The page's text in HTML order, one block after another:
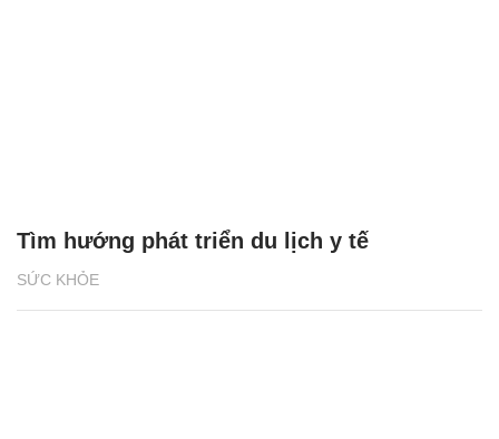
SỨC KHỎE
Tìm hướng phát triển du lịch y tế